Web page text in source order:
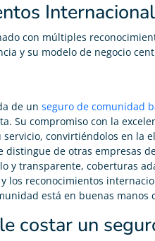
con múltiples
y su modelo de negocio
de un seguro de comunidad
Su compromiso con la
servicio, convirtiéndolos en la
distingue de otras empresas
y transparente, coberturas
los reconocimientos
está en buenas manos
costar un
soporte de Adity
100%